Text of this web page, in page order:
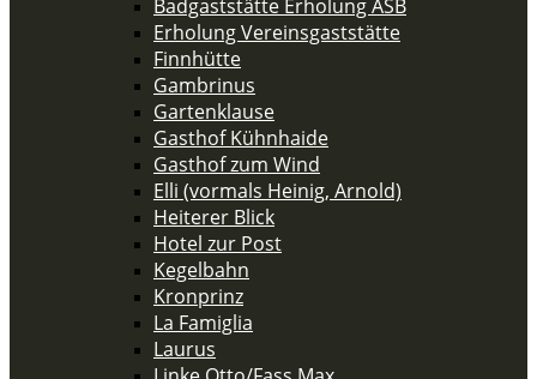
Badgaststätte Erholung ASB
Erholung Vereinsgaststätte
Finnhütte
Gambrinus
Gartenklause
Gasthof Kühnhaide
Gasthof zum Wind
Elli (vormals Heinig, Arnold)
Heiterer Blick
Hotel zur Post
Kegelbahn
Kronprinz
La Famiglia
Laurus